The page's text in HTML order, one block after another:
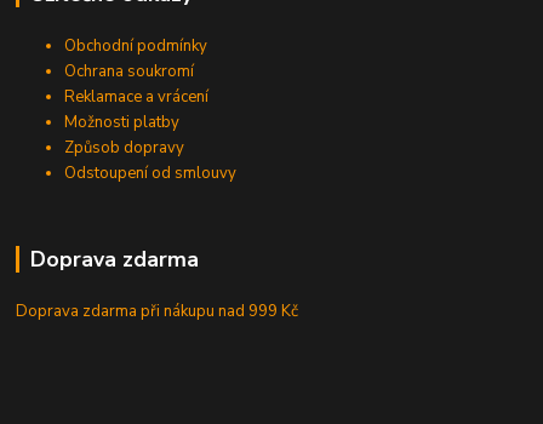
Obchodní podmínky
Ochrana soukromí
Reklamace a vrácení
Možnosti platby
Způsob dopravy
Odstoupení od smlouvy
Doprava zdarma
Doprava zdarma při nákupunad 999 Kč